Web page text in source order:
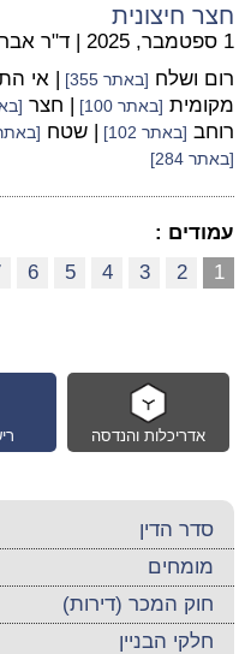
חצר חיצונית
1 ספטמבר, 2025 | ד"ר
רום ושלח [באתר 355] | אי
מקומית [באתר 100] | חצר
רוחב [באתר 102] | שטח [באתר
[באתר 284]
עמודים :
1
2
3
4
5
6
אדריכלות והנדסה
סדר הדין
מומחים
חוק המכר (דירות)
חלקי הבניין